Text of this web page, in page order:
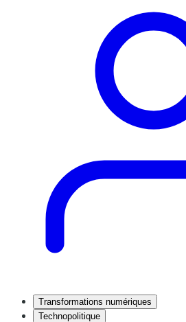
Transformations numériques
Technopolitique